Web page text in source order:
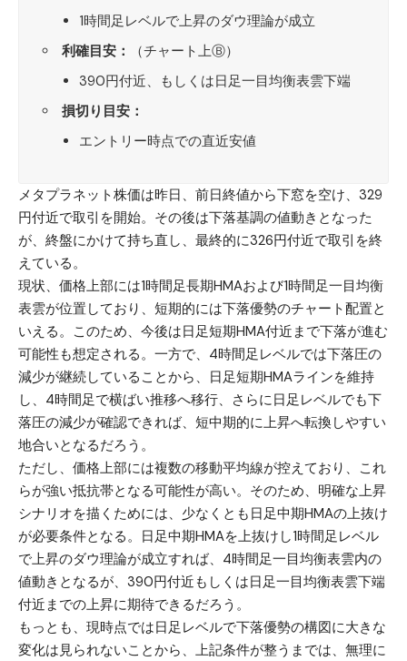
1時間足レベルで上昇のダウ理論が成立
利確目安：
（チャート上Ⓑ）
390円付近、もしくは日足一目均衡表雲下端
損切り目安：
エントリー時点での直近安値
メタプラネット株価は昨日、前日終値から下窓を空け、329
円付近で取引を開始。その後は下落基調の値動きとなった
が、終盤にかけて持ち直し、最終的に326円付近で取引を終
えている。
現状、価格上部には1時間足長期HMAおよび1時間足一目均衡
表雲が位置しており、短期的には下落優勢のチャート配置と
いえる。このため、今後は日足短期HMA付近まで下落が進む
可能性も想定される。一方で、4時間足レベルでは下落圧の
減少が継続していることから、日足短期HMAラインを維持
し、4時間足で横ばい推移へ移行、さらに日足レベルでも下
落圧の減少が確認できれば、短中期的に上昇へ転換しやすい
地合いとなるだろう。
ただし、価格上部には複数の移動平均線が控えており、これ
らが強い抵抗帯となる可能性が高い。そのため、明確な上昇
シナリオを描くためには、少なくとも日足中期HMAの上抜け
が必要条件となる。日足中期HMAを上抜けし1時間足レベル
で上昇のダウ理論が成立すれば、4時間足一目均衡表雲内の
値動きとなるが、390円付近もしくは日足一目均衡表雲下端
付近までの上昇に期待できるだろう。
もっとも、現時点では日足レベルで下落優勢の構図に大きな
変化は見られないことから、上記条件が整うまでは、無理に